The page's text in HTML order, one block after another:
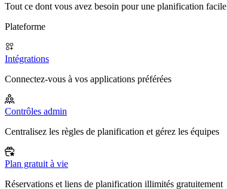
Tout ce dont vous avez besoin pour une planification facile
Plateforme
Intégrations
Connectez-vous à vos applications préférées
Contrôles admin
Centralisez les règles de planification et gérez les équipes
Plan gratuit à vie
Réservations et liens de planification illimités gratuitement